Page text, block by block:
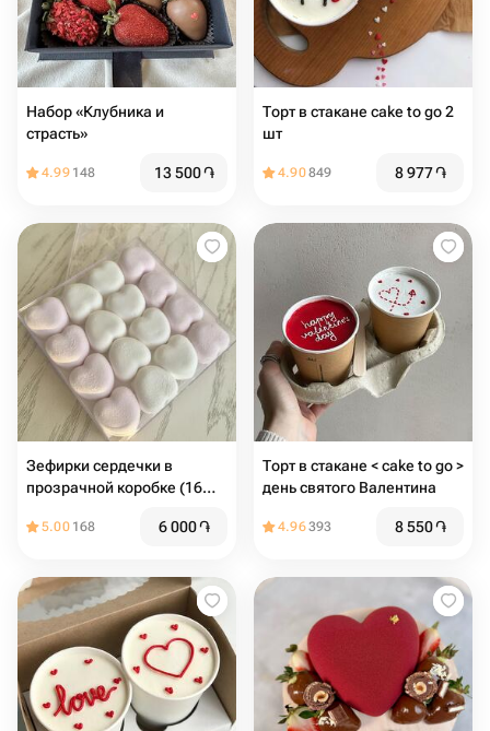
Набор «Клубника и
страсть»
4.99 148 13 500֏
Торт в стакане cake to go 2
шт
4.90849 8 977֏
Зефирки сердечки в
прозрачной коробке (16
5.00 168 6 000֏
Торт в стакане < cake to go >
день святого Валентина
4.96393 8 550֏